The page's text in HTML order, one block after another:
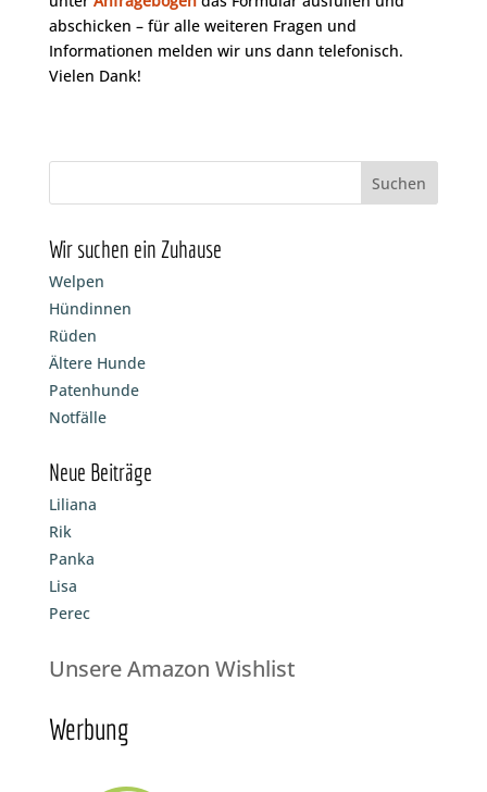
abschicken – für alle weiteren Fragen und
Informationen melden wir uns dann telefonisch.
Vielen Dank!
Wir suchen ein Zuhause
Welpen
Hündinnen
Rüden
Ältere Hunde
Patenhunde
Notfälle
Neue Beiträge
Liliana
Rik
Panka
Lisa
Perec
Unsere Amazon Wishlist
Werbung